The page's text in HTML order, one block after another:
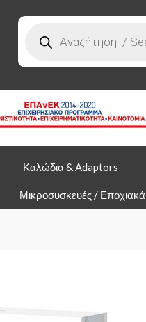
Καλώδια & Adaptors
Μικροσυσκευές / Εποχιακά